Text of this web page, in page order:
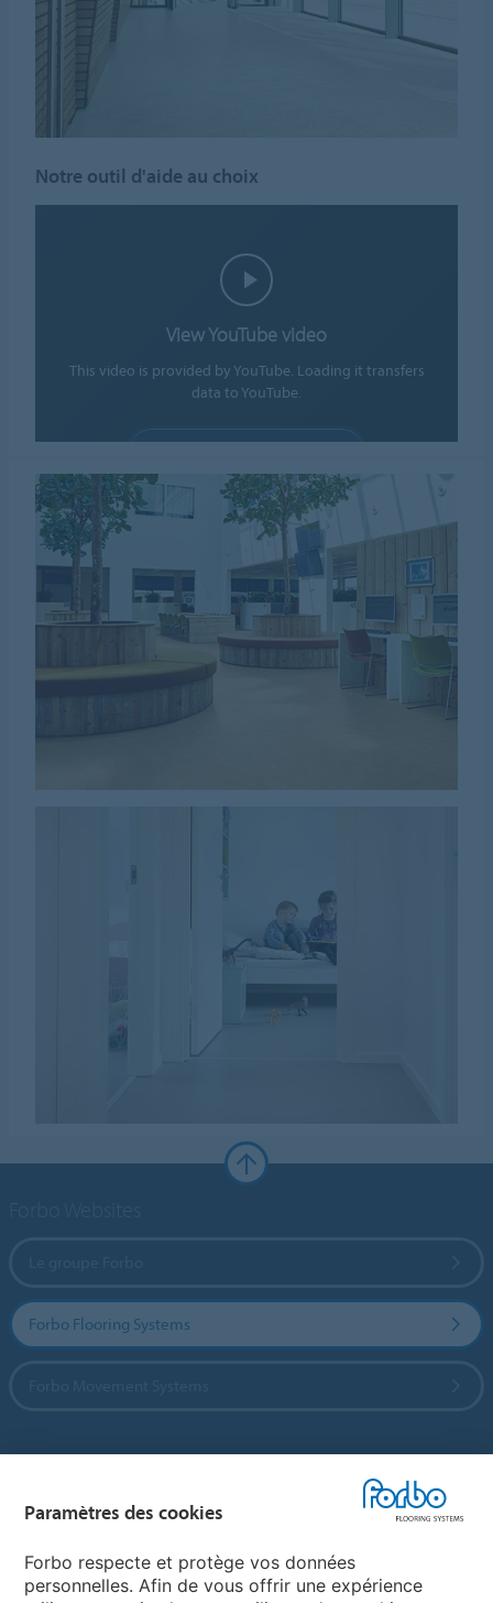
Notre outil d'aide au choix
View YouTube video
This video is provided by YouTube. Loading it transfers
data to YouTube.
Cookie settings
Forbo Flooring Systems
Paramètres des cookies
Forbo respecte et protège vos données
personnelles. Afin de vous offrir une expérience